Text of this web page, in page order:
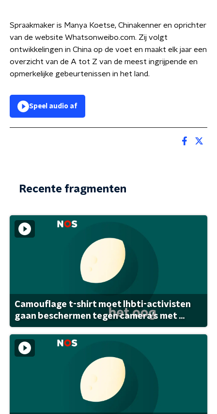
Spraakmaker is Manya Koetse, Chinakenner en oprichter
van de website Whatsonweibo.com. Zij volgt
ontwikkelingen in China op de voet en maakt elk jaar een
overzicht van de A tot Z van de meest ingrijpende en
opmerkelijke gebeurtenissen in het land.
Speel audio af
Recente fragmenten
Camouflage t-shirt moet lhbti-activisten
gaan beschermen tegen camera's met ...